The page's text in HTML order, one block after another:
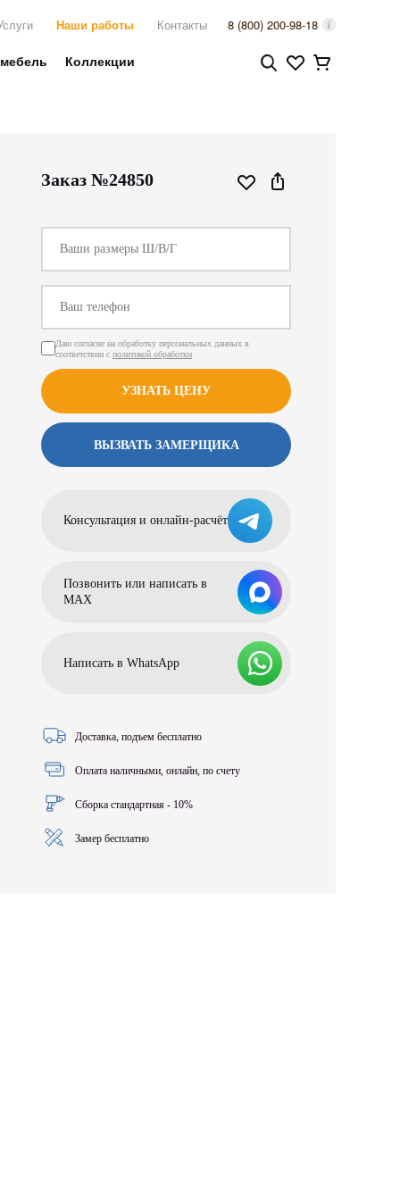
Наши работы Контакты 8 (800) 200-98-18
Коллекции
Заказ №24850
Даю согласие на обработку персональных данных в
соответствии с политикой обработки
УЗНАТЬ ЦЕНУ
ВЫЗВАТЬ ЗАМЕРЩИКА
Консультация и онлайн-расчёт
Позвонить или написать в
МАХ
Написать в WhatsApp
Доставка, подъем бесплатно
Оплата наличными, онлайн, по счету
Сборка стандартная - 10%
Замер бесплатно